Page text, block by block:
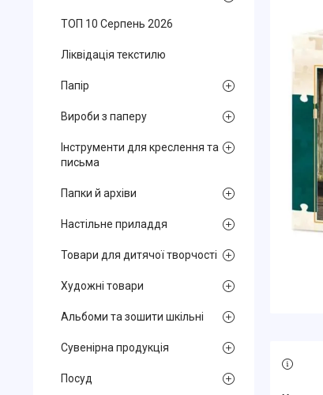
ТОП 10 Серпень 2026
Ліквідація текстилю
Папір
Вироби з паперу
Інструменти для креслення та
письма
Папки й архіви
Настільне приладдя
Товари для дитячої творчості
Художні товари
Альбоми та зошити шкільні
Сувенірна продукція
Посуд